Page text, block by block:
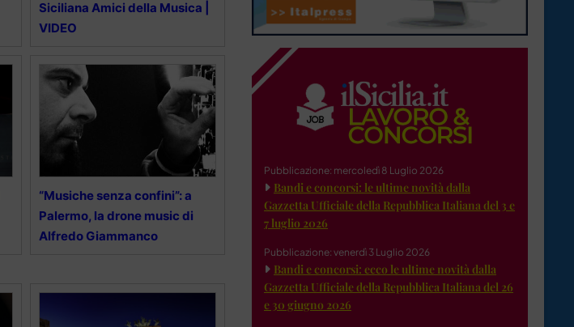
Siciliana Amici della Musica |
VIDEO
“Musiche senza confini”: a
Palermo, la drone music di
Alfredo Giammanco
Pubblicazione: mercoledì 8 Luglio 2026
Bandi e concorsi: le ultime novità dalla
Gazzetta Ufficiale della Repubblica Italiana del 3 e
7 luglio 2026
Pubblicazione: venerdì 3 Luglio 2026
Bandi e concorsi: ecco le ultime novità dalla
Gazzetta Ufficiale della Repubblica Italiana del 26
e 30 giugno 2026